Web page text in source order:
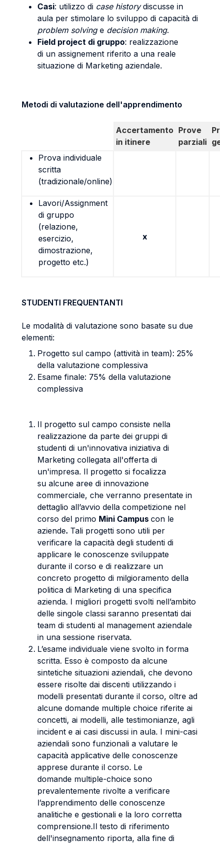
Casi: utilizzo di case historydiscusse in
aula per stimolare lo sviluppo di capacità di
problem solvinge decision making.
Field project di gruppo: realizzazione
di un assignement riferito a una reale
situazione di Marketing aziendale.
Metodi di valutazione dell'apprendimento
Accertamento
in itinere
Prove
parziali
Prova individuale
scritta
(tradizionale/online)
Lavori/Assignment
di gruppo
(relazione,
esercizio,
dimostrazione,
progetto etc.)
x
STUDENTI FREQUENTANTI
Le modalità di valutazione sono basate su due
elementi:
Progetto sul campo (attività in team): 25%
della valutazione complessiva
Esame finale: 75% della valutazione
complessiva
Il progetto sul campo consiste nella
realizzazione da parte dei gruppi di
studenti di un'innovativa iniziativa di
Marketing collegata all'offerta di
un'impresa. Il progetto si focalizza
su alcune aree di innovazione
commerciale, che verranno presentate in
dettaglio all’avvio della competizione nel
corso del primo Mini Campus con le
aziende. Tali progetti sono utili per
verificare la capacità degli studenti di
applicare le conoscenze sviluppate
durante il corso e di realizzare un
concreto progetto di milgioramento della
politica di Marketing di una specifica
azienda. I migliori progetti svolti nell’ambito
delle singole classi saranno presentati dai
team di studenti al management aziendale
in una sessione riservata.
L’esame individuale viene svolto in forma
scritta. Esso è composto da alcune
sintetiche situazioni aziendali, che devono
essere risolte dai discenti utilizzando i
modelli presentati durante il corso, oltre ad
alcune domande multiple choice riferite ai
concetti, ai modelli, alle testimonianze, agli
incident e ai casi discussi in aula. I mini-casi
aziendali sono funzionali a valutare le
capacità applicative delle conoscenze
apprese durante il corso. Le
domande multiple-choice sono
prevalentemente rivolte a verificare
l’apprendimento delle conoscenze
analitiche e gestionali e la loro corretta
comprensione.Il testo di riferimento
dell'insegnamento riporta, alla fine di